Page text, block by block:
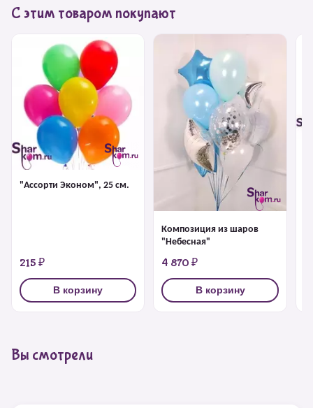
С этим товаром покупают
"Ассорти Эконом", 25 см.
215 ₽
В корзину
Композиция из шаров
"Небесная"
4 870 ₽
В корзину
Вы смотрели